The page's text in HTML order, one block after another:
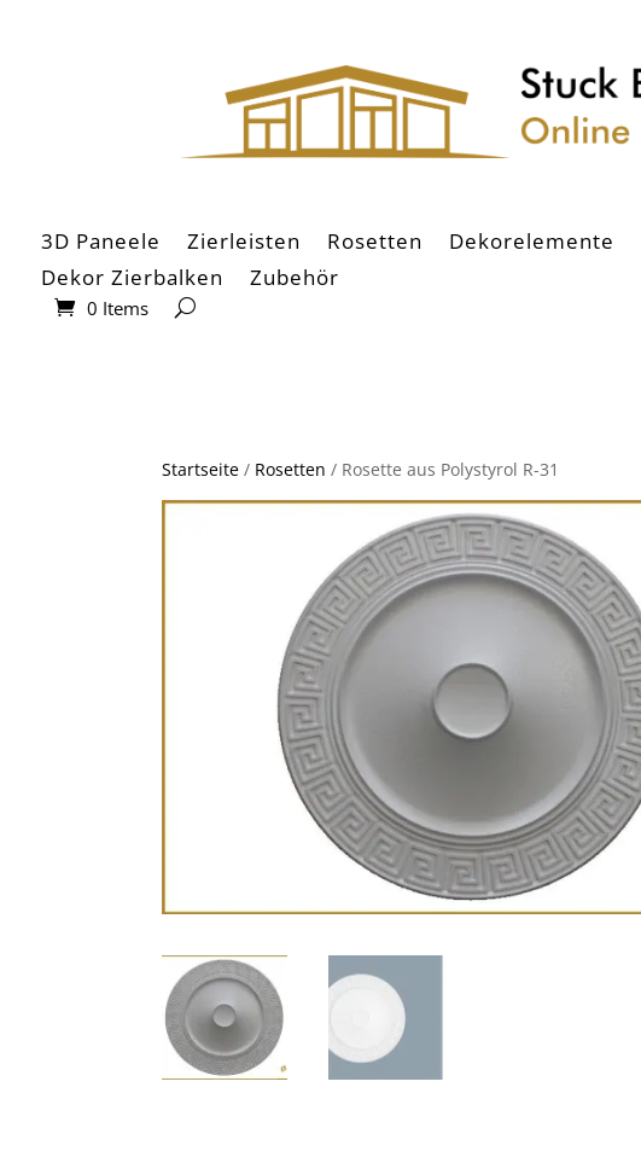
3D Paneele Zierleisten Rosetten Dekorelemente
Dekor Zierbalken
Zubehör
0 Items
Startseite / Rosetten / Rosette aus Polystyrol R-31